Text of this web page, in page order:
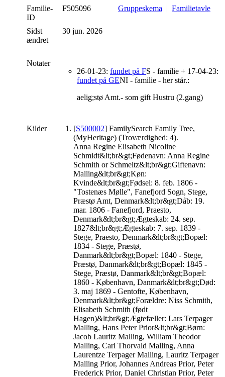
Familie-
ID
F505096 Gruppeskema | Familietavle
Sidst
ændret
30 jun. 2026
Notater
26-01-23: fundet på FS - familie + 17-04-23:
fundet på GENI - familie - her står.:
aelig;stø Amt.- som gift Hustru (2.gang)
Kilder [S500002] FamilySearch Family Tree,
(MyHeritage) (Troværdighed: 4).
Anna Regine Elisabeth Nicoline
Schmidt&lt;br&gt;Fødenavn: Anna Regine
Schmith or Schmeltz&lt;br&gt;Giftenavn:
Malling&lt;br&gt;Køn:
Kvinde&lt;br&gt;Fødsel: 8. feb. 1806 -
"Tostenæs Mølle", Fanefjord Sogn, Stege,
Præstø Amt, Denmark&lt;br&gt;Dåb: 19.
mar. 1806 - Fanefjord, Praesto,
Denmark&lt;br&gt;Ægteskab: 24. sep.
1827&lt;br&gt;Ægteskab: 7. sep. 1839 -
Stege, Praesto, Denmark&lt;br&gt;Bopæl:
1834 - Stege, Præstø,
Danmark&lt;br&gt;Bopæl: 1840 - Stege,
Præstø, Danmark&lt;br&gt;Bopæl: 1845 -
Stege, Præstø, Danmark&lt;br&gt;Bopæl:
1860 - København, Danmark&lt;br&gt;Død:
3. maj 1869 - Gentofte, København,
Denmark&lt;br&gt;Forældre: Niss Schmith,
Elisabeth Schmith (født
Hagen)&lt;br&gt;Ægtefæller: Lars Terpager
Malling, Hans Peter Prior&lt;br&gt;Børn:
Jacob Lauritz Malling, William Theodor
Malling, Carl Thorvald Malling, Anna
Laurentze Terpager Malling, Lauritz Terpager
Malling Prior, Johannes Andreas Prior, Peter
Frederick Prior, Daniel Christian Prior, Peter